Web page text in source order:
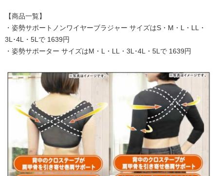
【商品一覧】
・姿勢サポートノンワイヤーブラジャー サイズはS・M・L・LL・
3L･4L・5Lで 1639円
・姿勢サポーター サイズはM・L・LL・3L･4L・5Lで 1639円